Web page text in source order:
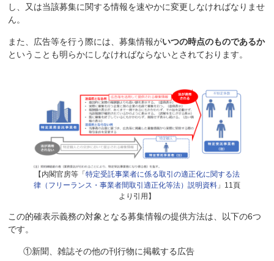
し、又は当該募集に関する情報を速やかに変更しなければなりませ
ん。
また、広告等を行う際には、募集情報がいつの時点のものであるか
ということも明らかにしなければならないとされております。
【内閣官房等「特定受託事業者に係る取引の適正化に関する法
律（フリーランス・事業者間取引適正化等法）説明資料」11頁
より引用】
この的確表示義務の対象となる募集情報の提供方法は、以下の6つ
です。
①新聞、雑誌その他の刊行物に掲載する広告